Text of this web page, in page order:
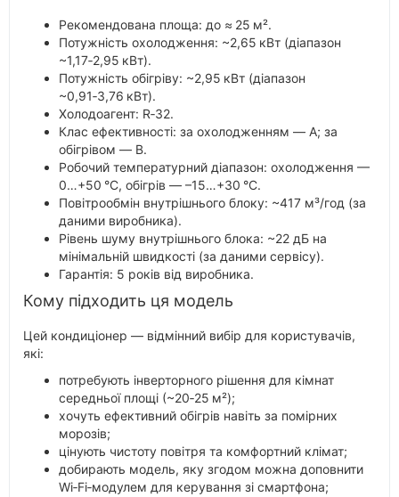
Рекомендована площа: до ≈ 25 м².
Потужність охолодження: ~2,65 кВт (діапазон
~1,17‑2,95 кВт).
Потужність обігріву: ~2,95 кВт (діапазон
~0,91‑3,76 кВт).
Холодоагент: R‑32.
Клас ефективності: за охолодженням — A; за
обігрівом — B.
Робочий температурний діапазон: охолодження —
0…+50 °C, обігрів — –15…+30 °C.
Повітрообмін внутрішнього блоку: ~417 м³/год (за
даними виробника).
Рівень шуму внутрішнього блока: ~22 дБ на
мінімальній швидкості (за даними сервісу).
Гарантія: 5 років від виробника.
Кому підходить ця модель
Цей кондиціонер — відмінний вибір для користувачів,
які:
потребують інверторного рішення для кімнат
середньої площі (~20‑25 м²);
хочуть ефективний обігрів навіть за помірних
морозів;
цінують чистоту повітря та комфортний клімат;
добирають модель, яку згодом можна доповнити
Wi‑Fi‑модулем для керування зі смартфона;